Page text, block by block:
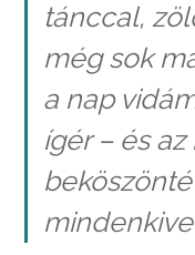
tánccal,
még sok
a nap
ígér – és az